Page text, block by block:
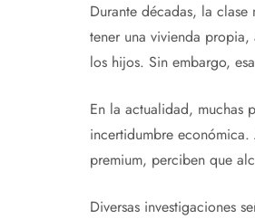
Durante décadas, la
tener una vivienda
los hijos. Sin embargo,
En la actualidad, muchas
incertidumbre
premium, perciben que
Diversas investigaciones